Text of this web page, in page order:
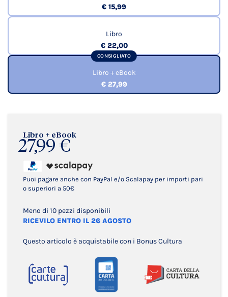
Libro + eBook
27,99 €
Puoi pagare anche con PayPal e/o Scalapay per importi pari
o superiori a 50€
Meno di 10 pezzi disponibili
RICEVILO ENTRO IL 26 AGOSTO
Questo articolo è acquistabile con i Bonus Cultura
€ 15,99
Libro
€ 22,00
CONSIGLIATO
Libro + eBook
€ 27,99